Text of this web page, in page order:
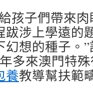
孩子們帶來
跋涉上學遠的
幻想的種子。
多來澳門特
養教導幫扶範